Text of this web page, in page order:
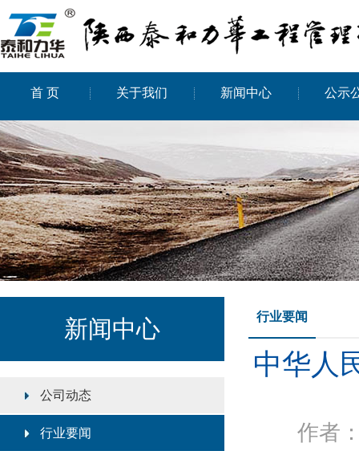
首 页 关于我们 新闻中心 公示
新闻中心
公司动态
行业要闻
行业要闻
中华人
作者